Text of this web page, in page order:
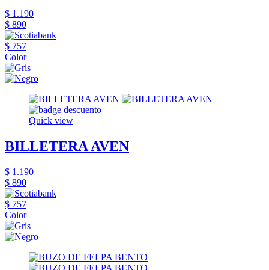
$ 1.190
$ 890
$ 757
Color
Quick view
BILLETERA AVEN
$ 1.190
$ 890
$ 757
Color